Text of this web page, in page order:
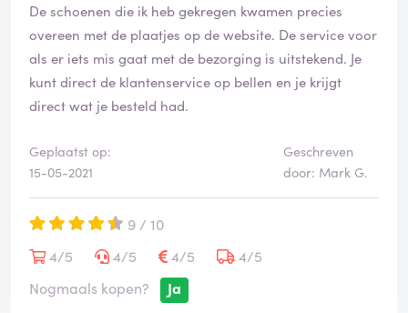
De schoenen die ik heb gekregen kwamen precies
overeen met de plaatjes op de website. De service voor
als er iets mis gaat met de bezorging is uitstekend. Je
kunt direct de klantenservice op bellen en je krijgt
direct wat je besteld had.
Geplaatst op:
15-05-2021
Geschreven
door: Mark G.
9 / 10
4/5
4/5 4/5
4/5
Nogmaals kopen?
Ja